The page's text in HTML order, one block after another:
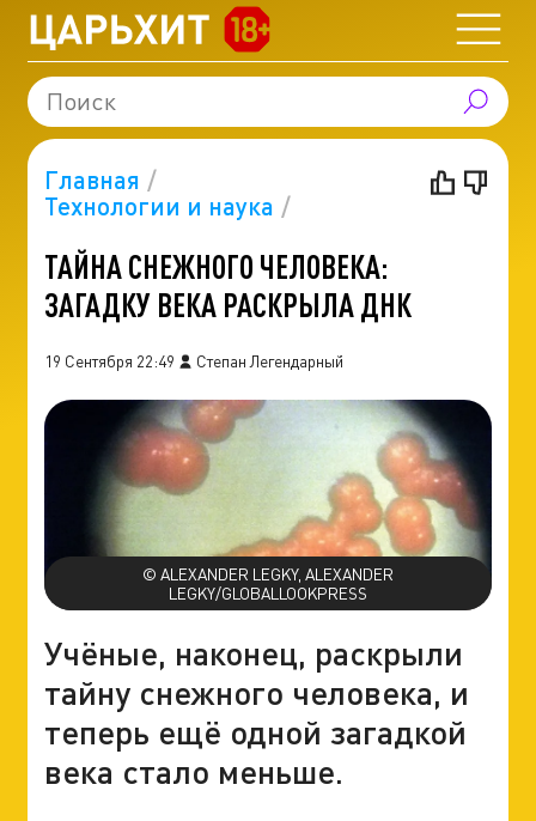
Главная
Технологии и наука
ТАЙНА СНЕЖНОГО ЧЕЛОВЕКА:
ЗАГАДКУ ВЕКА РАСКРЫЛА ДНК
19 Сентября 22:49 Степан Легендарный
© ALEXANDER LEGKY, ALEXANDER
LEGKY/GLOBALLOOKPRESS
Учёные, наконец, раскрыли
тайну снежного человека, и
теперь ещё одной загадкой
века стало меньше.